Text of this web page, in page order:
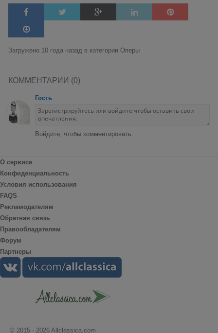
Загружено 10 года назад в категории Оперы
КОММЕНТАРИИ (0)
Гость
Войдите, чтобы комментировать.
О сервисе
Конфиденциальность
Условия использования
FAQS
Рекламодателям
Обратная связь
Правообладателям
Форум
Партнеры
© 2015 - 2026 Allclassica.com